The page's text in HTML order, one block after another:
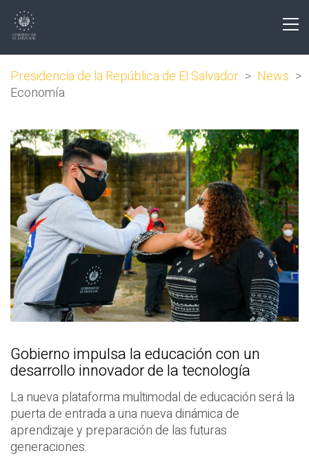
Presidencia de la República de El Salvador > News >
Economía
Gobierno impulsa la educación con un
desarrollo innovador de la tecnología
La nueva plataforma multimodal de educación será la
puerta de entrada a una nueva dinámica de
aprendizaje y preparación de las futuras
generaciones.